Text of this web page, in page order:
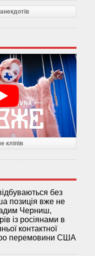
кліпів
без
позиція вже не
Черниш,
із росіянами в
контактної
перемовини США